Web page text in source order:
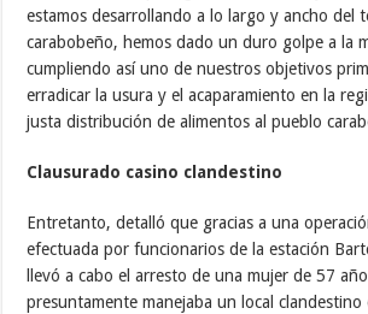
estamos desarrollando a lo largo y ancho del
carabobeño, hemos dado un duro golpe a la
cumpliendo así uno de nuestros objetivos
erradicar la usura y el acaparamiento en la
justa distribución de alimentos al pueblo
Clausurado casino clandestino
Entretanto, detalló que gracias a una
efectuada por funcionarios de la estación
llevó a cabo el arresto de una mujer de 57
presuntamente manejaba un local clandestino